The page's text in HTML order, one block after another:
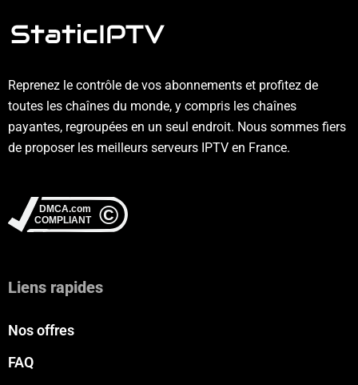
Reprenez le contrôle de vos abonnements et profitez de
toutes les chaînes du monde, y compris les chaînes
payantes, regroupées en un seul endroit. Nous sommes fiers
de proposer les meilleurs serveurs IPTV en France.
Liens rapides
Nos offres
FAQ